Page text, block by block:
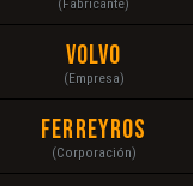
(Fabricante)
Volvo
(Empresa)
Ferreyros
(Corporación)